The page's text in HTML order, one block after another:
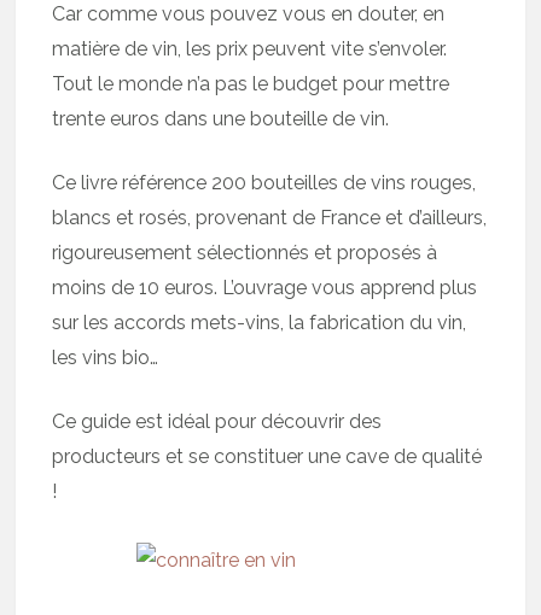
Car comme vous pouvez vous en douter, en
matière de vin, les prix peuvent vite s’envoler.
Tout le monde n’a pas le budget pour mettre
trente euros dans une bouteille de vin.
Ce livre référence 200 bouteilles de vins rouges,
blancs et rosés, provenant de France et d’ailleurs,
rigoureusement sélectionnés et proposés à
moins de 10 euros. L’ouvrage vous apprend plus
sur les accords mets-vins, la fabrication du vin,
les vins bio…
Ce guide est idéal pour découvrir des
producteurs et se constituer une cave de qualité
!